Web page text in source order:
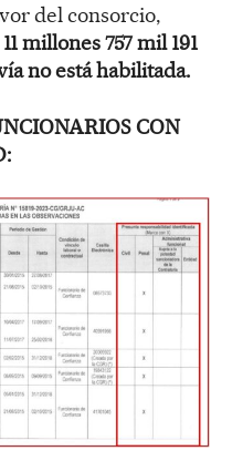
del consorcio,
11 millones 757 mil 191
no está habilitada.
CON